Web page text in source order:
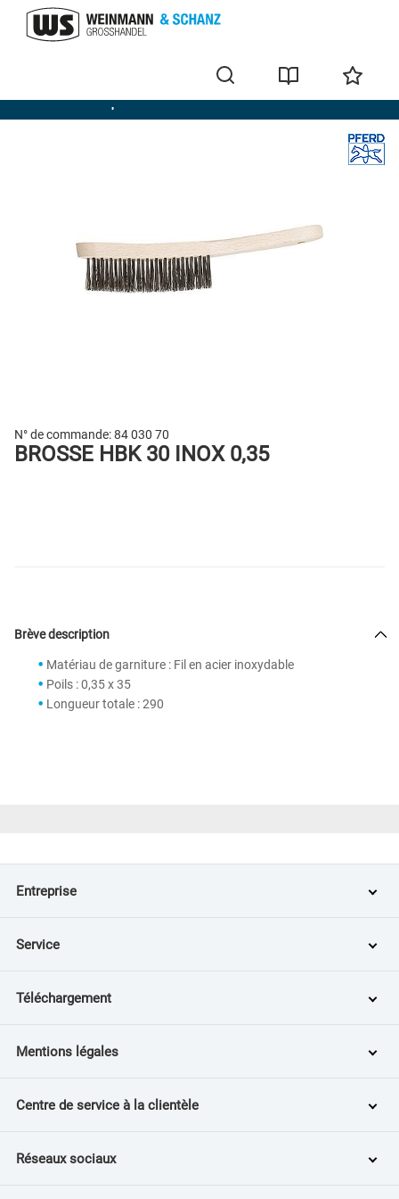
Brosses métalliques
N° de commande:84 030 70
BROSSE HBK 30 INOX 0,35
Brève description
Matériau de garniture : Fil en acier inoxydable
Poils : 0,35 x 35
Longueur totale : 290
Entreprise
Service
Téléchargement
Mentions légales
Centre de service à la clientèle
Réseaux sociaux